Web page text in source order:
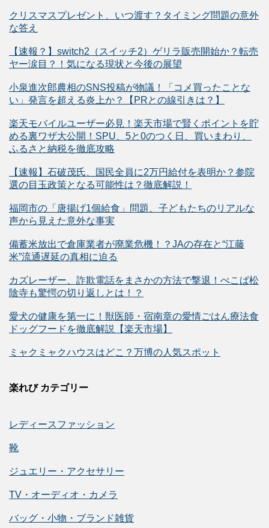
クリスマスプレゼント、いつ渡す？タイミング問題の意外
な答え
【速報？】switch2（スイッチ2）ゲリラ販売開始か？転売
ヤー涙目？！気になる現状と今後の展望
小泉進次郎農相のSNS投稿が物議！「コメ買ったことな
い」発言を超える炎上か？【PRとの線引きは？】
楽天モバイルユーザー必見！楽天市場で賢くポイントを貯
める裏ワザ大公開！SPU、5と0のつく日、買いまわり、
ふるさと納税を徹底攻略
【速報】石破茂氏、国民全員に2万円給付を表明か？参院
選の目玉政策となる可能性は？徹底解説！
福岡市の「唐揚げ1個給食」問題、子どもたちのリアルな
声から見えた意外な事実
備蓄米放出で倉庫業者が廃業危機！？JAの存在と“江藤
米”流通遅延の真相に迫る
カズレーザー、詐欺電話をまさかの方法で撃退！ぺこぱ松
陰寺も驚愕の切り返しとは！？
愛犬の健康を第一に！獣医師・宿南章の愛情ごはん療法食
ドッグフードを徹底解説【楽天市場】
ミャクミャクハウスはどこ？万博の人気スポット
楽れび カテゴリー
レディースファッション
靴
ジュエリー・アクセサリー
TV・オーディオ・カメラ
バッグ・小物・ブランド雑貨